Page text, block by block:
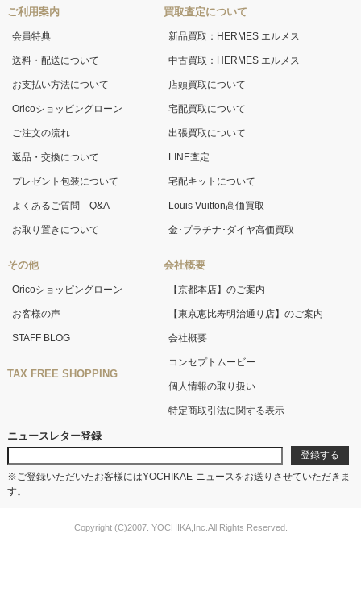
ご利用案内
会員特典
送料・配送について
お支払い方法について
Oricoショッピングローン
ご注文の流れ
返品・交換について
プレゼント包装について
よくあるご質問 Q&A
お取り置きについて
その他
Oricoショッピングローン
お客様の声
STAFF BLOG
TAX FREE SHOPPING
買取査定について
新品買取：HERMES エルメス
中古買取：HERMES エルメス
店頭買取について
宅配買取について
出張買取について
LINE査定
宅配キットについて
Louis Vuitton高価買取
金･プラチナ･ダイヤ高価買取
会社概要
【京都本店】のご案内
【東京恵比寿明治通り店】のご案内
会社概要
コンセプトムービー
個人情報の取り扱い
特定商取引法に関する表示
ニュースレター登録
※ご登録いただいたお客様にはYOCHIKAE-ニュースをお送りさせていただきま
す。
Copyright (C)2007. YOCHIKA,Inc.All Rights Reserved.